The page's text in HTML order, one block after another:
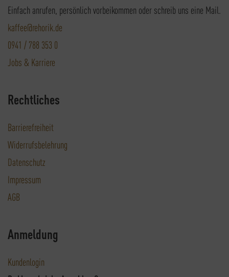
Einfach anrufen, persönlich vorbeikommen oder schreib uns eine Mail.
kaffee@rehorik.de
0941 / 788 353 0
Jobs & Karriere
Rechtliches
Barrierefreiheit
Widerrufsbelehrung
Datenschutz
Impressum
AGB
Anmeldung
Kundenlogin